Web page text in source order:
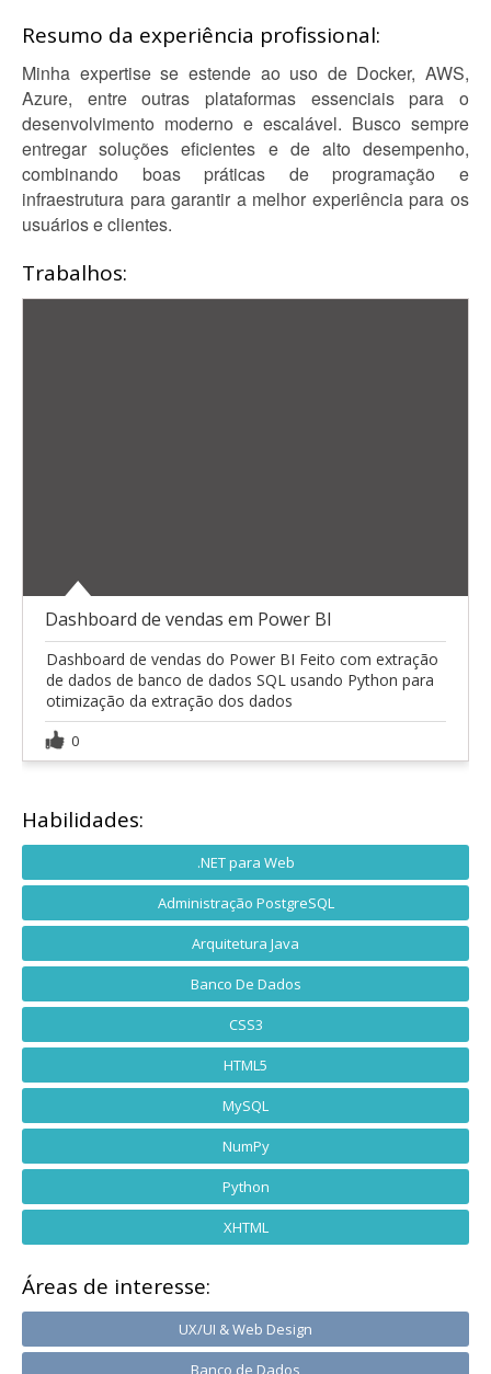
Resumo da experiência profissional:
Minha expertise se estende ao uso de Docker, AWS,
Azure, entre outras plataformas essenciais para o
desenvolvimento moderno e escalável. Busco sempre
entregar soluções eficientes e de alto desempenho,
combinando boas práticas de programação e
infraestrutura para garantir a melhor experiência para os
usuários e clientes.
Trabalhos:
Dashboard de vendas em Power BI
Dashboard de vendas do Power BI Feito com extração
de dados de banco de dados SQL usando Python para
otimização da extração dos dados
0
Habilidades:
.NET para Web
Administração PostgreSQL
Arquitetura Java
Banco De Dados
CSS3
HTML5
MySQL
NumPy
Python
XHTML
Áreas de interesse:
UX/UI & Web Design
Banco de Dados